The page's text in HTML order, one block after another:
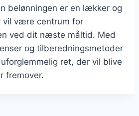
belønningen er en lækker og
vil være centrum for
ved dit næste måltid. Med
og tilberedningsmetoder
ret, der vil blive
fremover.